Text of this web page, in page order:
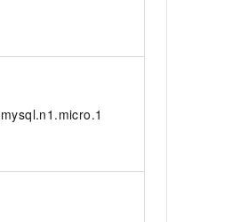
mysql.n1.micro.1